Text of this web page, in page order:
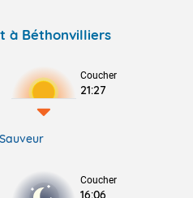
à Béthonvilliers
Coucher
21:27
Sauveur
Coucher
16:06